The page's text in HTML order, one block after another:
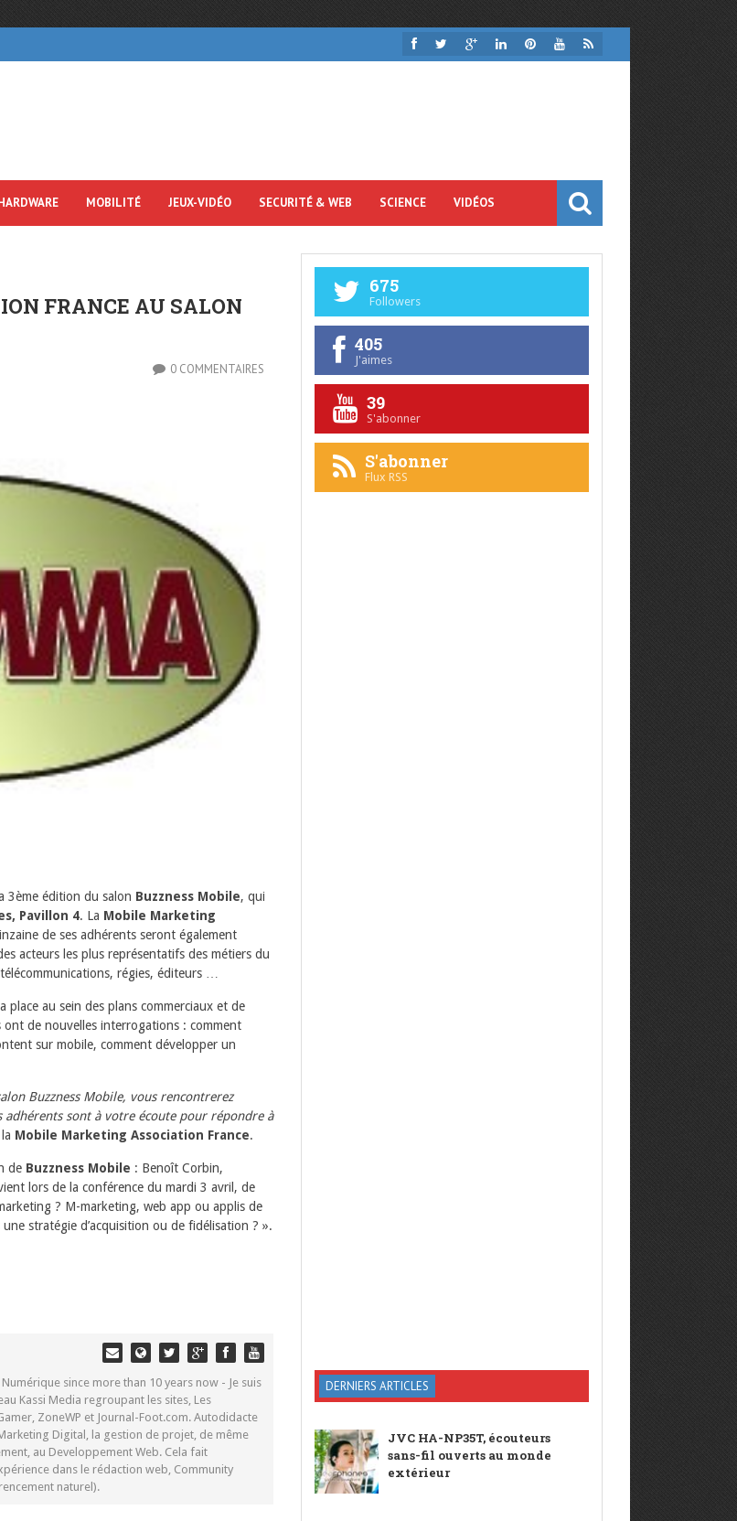
MOBILITÉ JEUX-VIDÉO SECURITÉ & WEB SCIENCE VIDÉOS
FRANCE AU SALON
0 COMMENTAIRES
3ème édition du salon Buzzness Mobile, qui
Pavillon 4. La Mobile Marketing
de ses adhérents seront également
acteurs les plus représentatifs des métiers du
régies, éditeurs …
au sein des plans commerciaux et de
ont de nouvelles interrogations : comment
sur mobile, comment développer un
Buzzness Mobile, vous rencontrerez
adhérents sont à votre écoute pour répondre à
Mobile Marketing Association France.
de Buzzness Mobile : Benoît Corbin,
lors de la conférence du mardi 3 avril, de
? M-marketing, web app ou applis de
stratégie d’acquisition ou de fidélisation ? ».
since more than 10 years now - Je suis
Kassi Media regroupant les sites, Les
ZoneWP et Journal-Foot.com. Autodidacte
Digital, la gestion de projet, de même
au Developpement Web. Cela fait
dans le rédaction web, Community
naturel).
675
Followers
405
J'aimes
39
S'abonner
S'abonner
Flux RSS
DERNIERS ARTICLES
JVC HA-NP35T, écouteurs
sans-fil ouverts au monde
extérieur